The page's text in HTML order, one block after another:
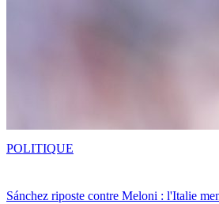
Sánchez riposte contre Meloni : l'Italie
POLITIQUE